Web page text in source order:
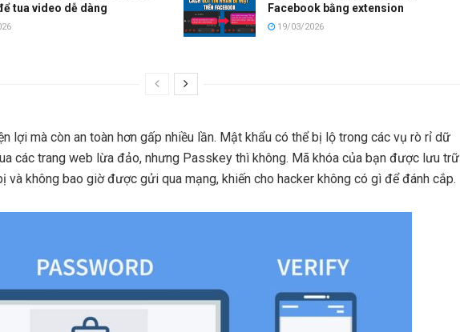
tua video dễ dàng
Facebook bằng extension
19/03/2026
lợi mà còn an toàn hơn gấp nhiều lần. Mật khẩu có thể bị lộ trong các vụ rò rỉ dữ
các trang web lừa đảo, nhưng Passkey thì không. Mã khóa của bạn được lưu trữ
và không bao giờ được gửi qua mạng, khiến cho hacker không có gì để đánh cắp.